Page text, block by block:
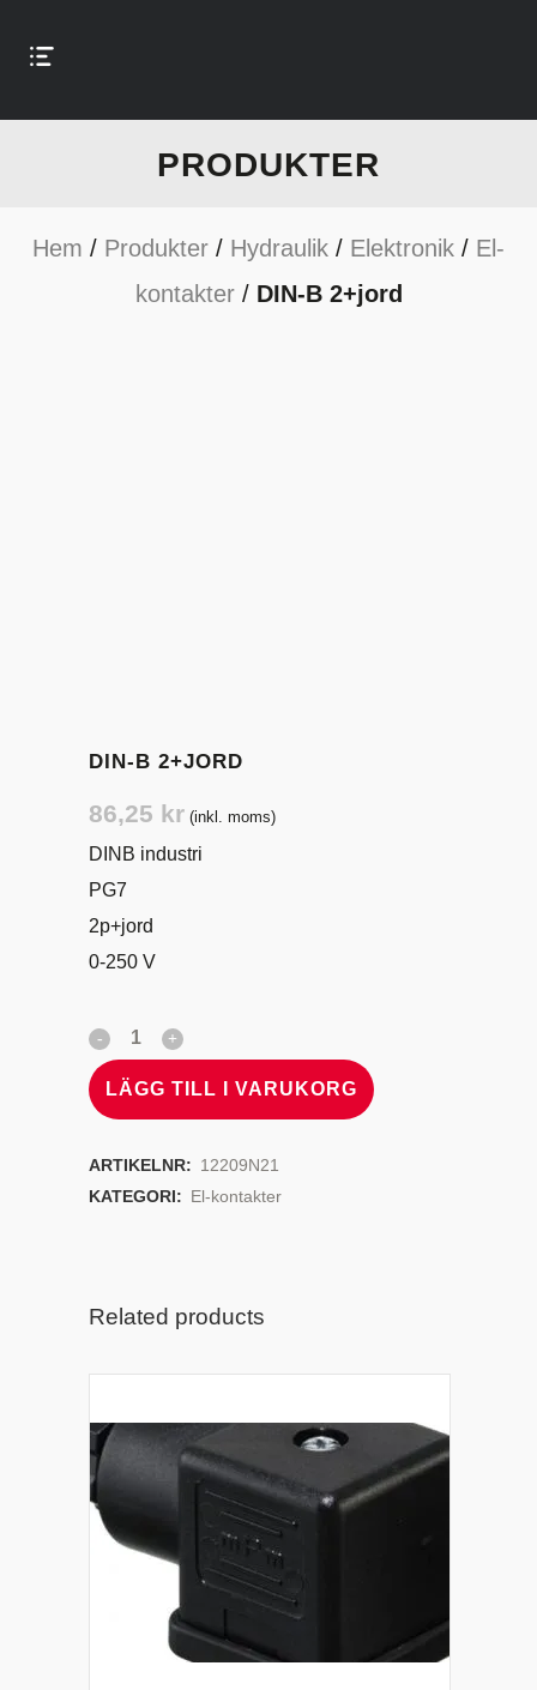
PRODUKTER
Hem / Produkter / Hydraulik / Elektronik / El-
kontakter/ DIN-B 2+jord
DIN-B 2+JORD
86,25 kr (inkl. moms)
DINB industri
PG7
2p+jord
0-250 V
LÄGG TILL I VARUKORG
ARTIKELNR: 12209N21
KATEGORI: El-kontakter
Related products